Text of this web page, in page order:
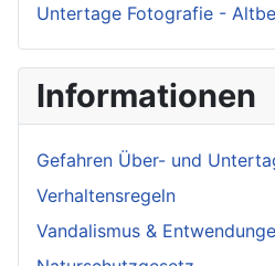
Untertage Fotografie -
Informationen
Gefahren Über- und
Verhaltensregeln
Vandalismus &